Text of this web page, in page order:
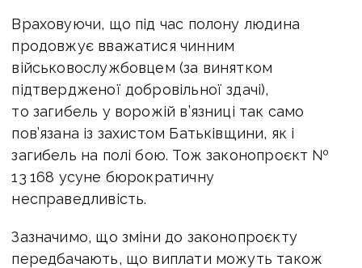
Враховуючи, що під час полону людина
продовжує вважатися чинним
військовослужбовцем (за винятком
підтвердженої добровільної здачі),
то загибель у ворожій в’язниці так само
пов’язана із захистом Батьківщини, як і
загибель на полі бою. Тож законопроєкт №
13 168 усуне бюрократичну
несправедливість.
Зазначимо, що зміни до законопроєкту
передбачають, що виплати можуть також